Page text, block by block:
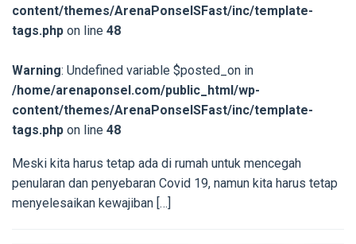
content/themes/ArenaPonselSFast/inc/template-
tags.php on line 48
Warning: Undefined variable $posted_on in
/home/arenaponsel.com/public_html/wp-
content/themes/ArenaPonselSFast/inc/template-
tags.php on line 48
Meski kita harus tetap ada di rumah untuk mencegah
penularan dan penyebaran Covid 19, namun kita harus tetap
menyelesaikan kewajiban […]